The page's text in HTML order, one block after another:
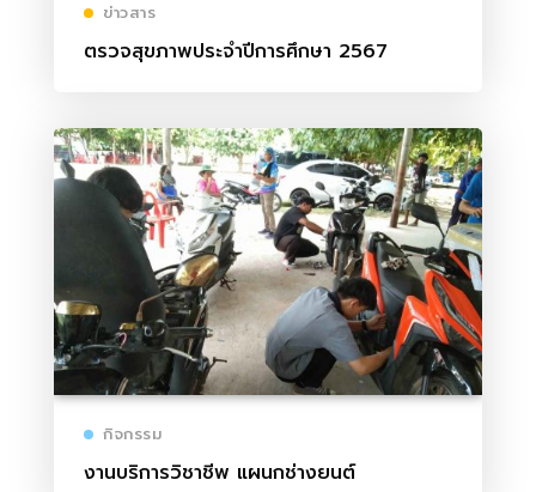
ข่าวสาร
ตรวจสุขภาพประจำปีการศึกษา 2567
กิจกรรม
งานบริการวิชาชีพ แผนกช่างยนต์